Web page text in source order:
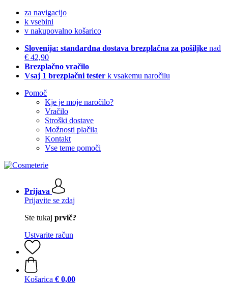
za navigacijo
k vsebini
v nakupovalno košarico
Slovenija: standardna dostava brezplačna za pošiljke nad
€ 42,90
Brezplačno vračilo
Vsaj 1 brezplačni tester k vsakemu naročilu
Pomoč
Kje je moje naročilo?
Vračilo
Stroški dostave
Možnosti plačila
Kontakt
Vse teme pomoči
Prijava
Prijavite se zdaj
Ste tukaj prvič?
Ustvarite račun
Košarica € 0,00